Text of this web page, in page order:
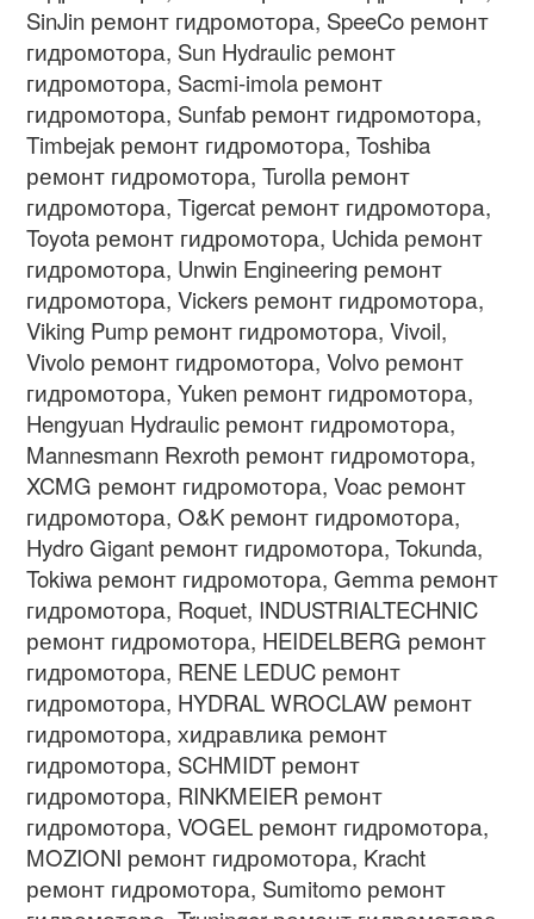
SinJin ремонт гидромотора, SpeeCo ремонт
гидромотора, Sun Hydraulic ремонт
гидромотора, Sacmi-imola ремонт
гидромотора, Sunfab ремонт гидромотора,
Timbejak ремонт гидромотора, Toshiba
ремонт гидромотора, Turolla ремонт
гидромотора, Tigercat ремонт гидромотора,
Toyota ремонт гидромотора, Uchida ремонт
гидромотора, Unwin Engineering ремонт
гидромотора, Vickers ремонт гидромотора,
Viking Pump ремонт гидромотора, Vivoil,
Vivolo ремонт гидромотора, Volvo ремонт
гидромотора, Yuken ремонт гидромотора,
Hengyuan Hydraulic ремонт гидромотора,
Mannesmann Rexroth ремонт гидромотора,
XCMG ремонт гидромотора, Voac ремонт
гидромотора, O&K ремонт гидромотора,
Hydro Gigant ремонт гидромотора, Tokunda,
Tokiwa ремонт гидромотора, Gemma ремонт
гидромотора, Roquet, INDUSTRIALTECHNIC
ремонт гидромотора, HEIDELBERG ремонт
гидромотора, RENE LEDUC ремонт
гидромотора, HYDRAL WROCLAW ремонт
гидромотора, хидравлика ремонт
гидромотора, SCHMIDT ремонт
гидромотора, RINKMEIER ремонт
гидромотора, VOGEL ремонт гидромотора,
MOZIONI ремонт гидромотора, Kracht
ремонт гидромотора, Sumitomo ремонт